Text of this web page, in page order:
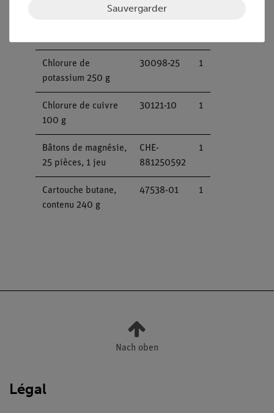
Chlorure de
potassium 250 g
30098-25 1
Chlorure de cuivre
100 g
30121-10 1
Bâtons de magnésie,
25 pièces, 1 jeu
CHE-
881250592
1
Cartouche butane,
contenu 240 g
47538-01 1
Nach oben
Légal
Sauvergarder